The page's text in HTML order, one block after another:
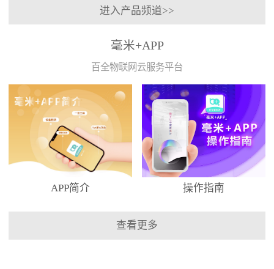
进入产品频道>>
毫米+APP
百全物联网云服务平台
APP简介 操作指南
查看更多